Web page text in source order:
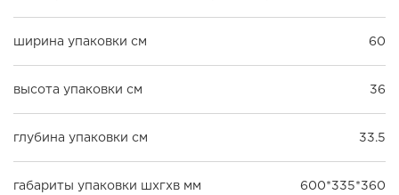
ширина упаковки см 60
высота упаковки см 36
глубина упаковки см 33.5
габариты упаковки шxгxв мм 600*335*360